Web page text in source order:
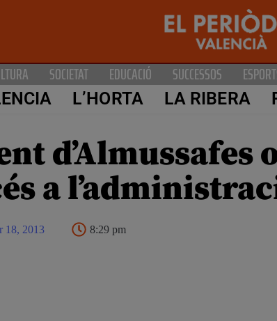
SOCIETAT EDUCACIÓ SUCCESSOS
L’HORTA LA RIBERA
a
18, 2013 8:29 pm